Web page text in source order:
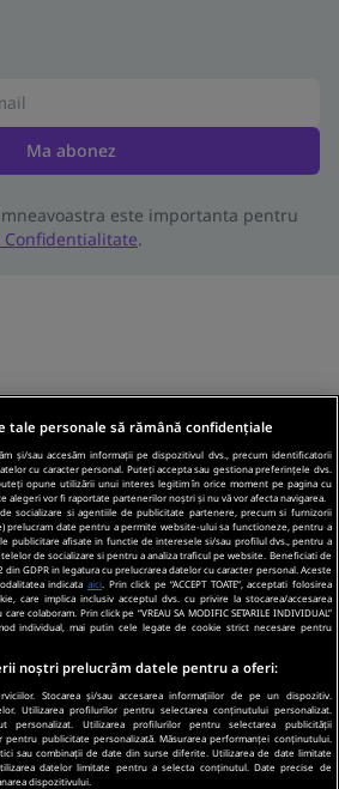
Ma abonez
este importanta pentru
Confidentialitate.
tale personale să rămână confidențiale
și/sau accesăm informații pe dispozitivul dvs., precum identificatorii
cu caracter personal. Puteți accepta sau gestiona preferințele dvs.
opune utilizării unui interes legitim în orice moment pe pagina cu
alegeri vor fi raportate partenerilor noștri și nu vă vor afecta navigarea.
socializare si agentiile de publicitate partenere, precum si furnizorii
prelucram date pentru a permite website-ului sa functioneze, pentru a
publicitare afisate in functie de interesele si/sau profilul dvs., pentru a
de socializare si pentru a analiza traficul pe website. Beneficiati de
GDPR in legatura cu prelucrarea datelor cu caracter personal. Aceste
indicata aici . Prin click pe “ACCEPT TOATE”, acceptati folosirea
care implica inclusiv acceptul dvs. cu privire la stocarea/accesarea
colaboram. Prin click pe “VREAU SA MODIFIC SETARILE INDIVIDUAL”
individual, mai putin cele legate de cookie strict necesare pentru
noștri prelucrăm datele pentru a oferi:
Stocarea și/sau accesarea informațiilor de pe un dispozitiv.
Utilizarea profilurilor pentru selectarea conținutului personalizat.
personalizat. Utilizarea profilurilor pentru selectarea publicității
pentru publicitate personalizată. Măsurarea performanței conținutului.
sau combinații de date din surse diferite. Utilizarea de date limitate
datelor limitate pentru a selecta conținutul. Date precise de
dispozitivului.